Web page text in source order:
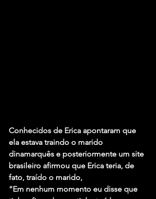
Conhecidos de Erica apontaram que
ela estava traindo o marido
dinamarquês e posteriormente um site
brasileiro afirmou que Erica teria, de
fato, traído o marido,
“Em nenhum momento eu disse que